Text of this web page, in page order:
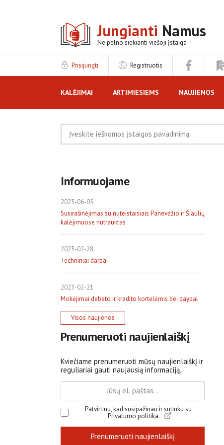
Jungianti Namus
Ne pelno siekianti viešoji įstaiga
Prisijungti Registruotis
KALĖJIMAI ARTIMIESIEMS NAUJIENOS
REKLAMA
Informuojame
2023-06-05
Susirašinėjimas su nuteistaisiais Panevėžio ir Šiaulių
kalėjimuose nutrauktas
2023-02-28
Techniniai darbai
2023-02-21
Mokėjimai debeto ir kredito kortelėmis bei paypal
Visos naujienos
Prenumeruoti naujienlaiškį
Kviečiame prenumeruoti mūsų naujienlaiškį ir
reguliariai gauti naujausią informaciją.
Patvirtinu, kad susipažinau ir sutinku su
Privatumo politika.
Prenumeruoti naujienlaiškį